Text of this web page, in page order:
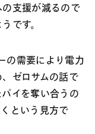
支援が減るので
です。
の需要により電力
ゼロサムの話で
イを奪い合うの
という見方で